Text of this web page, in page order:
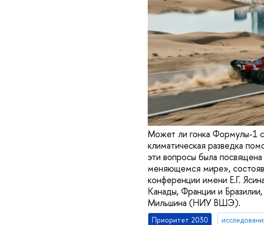
Может ли гонка Формулы-1
климатическая разведка
эти вопросы была
меняющемся мире»,
конференции имени Е.Г.
Канады, Франции и
Мильшина (НИУ ВШЭ).
Приоритет 2030